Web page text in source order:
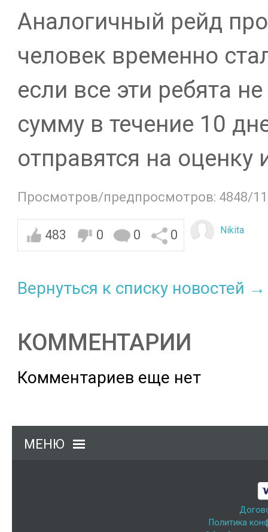
Аналогичный рейд
человек временно
если все эти ребята
сумму в течение 10
отправятся на оценку
Просмотров/предпросмотров: 4848/
483 0 0 0 Nikita
Вернуться к списку новостей →
КОММЕНТАРИИ
Комментариев еще нет
МЕНЮ
Политика